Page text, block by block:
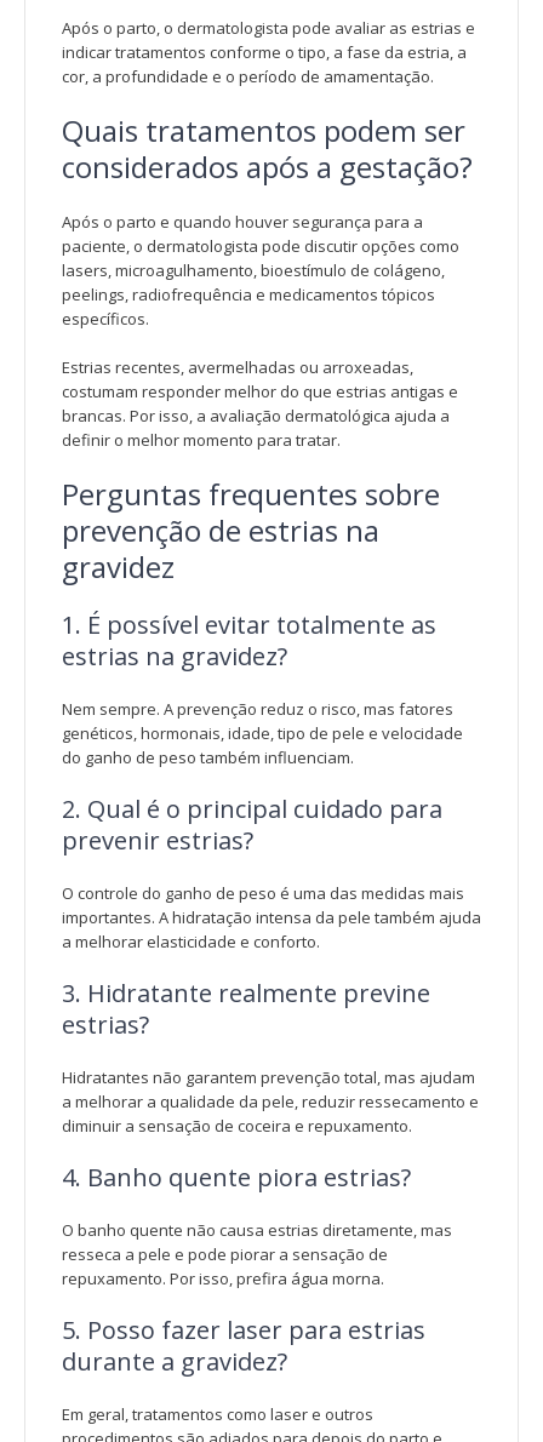
Após o parto, o dermatologista pode avaliar as estrias e
indicar tratamentos conforme o tipo, a fase da estria, a
cor, a profundidade e o período de amamentação.
Quais tratamentos podem ser
considerados após a gestação?
Após o parto e quando houver segurança para a
paciente, o dermatologista pode discutir opções como
lasers, microagulhamento, bioestímulo de colágeno,
peelings, radiofrequência e medicamentos tópicos
específicos.
Estrias recentes, avermelhadas ou arroxeadas,
costumam responder melhor do que estrias antigas e
brancas. Por isso, a avaliação dermatológica ajuda a
definir o melhor momento para tratar.
Perguntas frequentes sobre
prevenção de estrias na
gravidez
1. É possível evitar totalmente as
estrias na gravidez?
Nem sempre. A prevenção reduz o risco, mas fatores
genéticos, hormonais, idade, tipo de pele e velocidade
do ganho de peso também influenciam.
2. Qual é o principal cuidado para
prevenir estrias?
O controle do ganho de peso é uma das medidas mais
importantes. A hidratação intensa da pele também ajuda
a melhorar elasticidade e conforto.
3. Hidratante realmente previne
estrias?
Hidratantes não garantem prevenção total, mas ajudam
a melhorar a qualidade da pele, reduzir ressecamento e
diminuir a sensação de coceira e repuxamento.
4. Banho quente piora estrias?
O banho quente não causa estrias diretamente, mas
resseca a pele e pode piorar a sensação de
repuxamento. Por isso, prefira água morna.
5. Posso fazer laser para estrias
durante a gravidez?
Em geral, tratamentos como laser e outros